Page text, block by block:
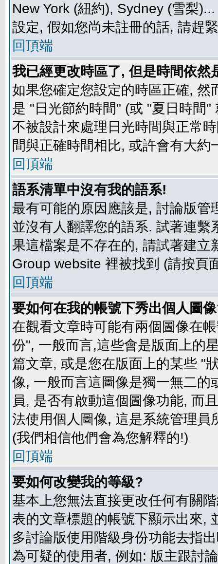
New York (紐約), Sydney (雪梨
設定, 假如您尚未註冊的話, 請趕
回頂端
我已經更改時區了, 但是時間依然
如果您確定您設定的時區正確,
是 "日光節約時間" (或 "夏日時間
不被設計來處理日光時間與正常
間與正確時間相比, 或許會有大約
回頂端
語系清單中沒有我的語系!
最有可能的原因應該是, 討論版
並沒有人翻譯您的語系. 試著連
果這檔案是不存在的, 請試著建
Group website 裡被找到 (請按頁
回頂端
要如何在我的帳號下秀出個人圖
在觀看文章時可能有兩個圖像在
份", 一般而言,這些會是版面上的
篇文章, 或是您在版面上的某些 "
像, 一般而言這圖像是獨一無二
員, 是否有啟動這個圖像功能, 而
法使用個人圖像, 這是系統管理
(我們相信他們會為您解釋的!)
回頂端
要如何改變我的等級?
基本上您無法直接更改任何有關
表的文章標題的帳號下顯示出來,
多討論版使用階級身份功能去指
為可疑的使用者, 例如: 版主跟討